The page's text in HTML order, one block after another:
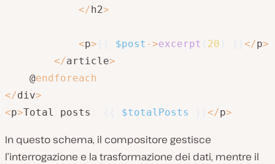
</h2>
<p> $post ->excerpt 20 </p>
</article>
    @
endforeach
</div>
<p>Total posts $totalPosts </p>
In questo schema, il compositore gestisce
l’interrogazione e la trasformazione dei dati, mentre il